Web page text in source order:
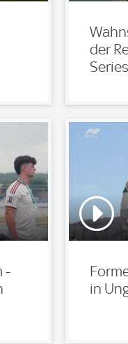
der
Series
-
in